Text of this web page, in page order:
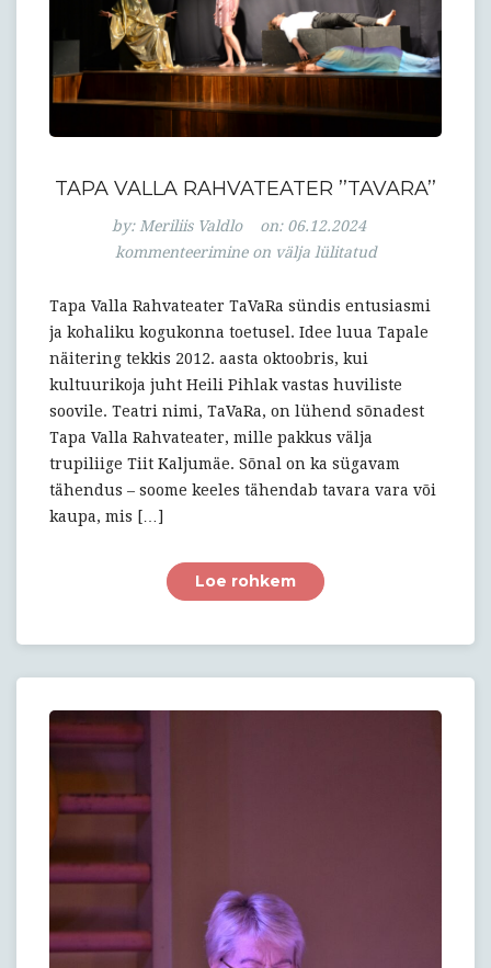
TAPA VALLA RAHVATEATER ’’TAVARA’’
by: Meriliis Valdlo on: 06.12.2024
’’TaVaRa’’
kommenteerimine on välja lülitatud
Tapa Valla Rahvateater TaVaRa sündis entusiasmi
ja kohaliku kogukonna toetusel. Idee luua Tapale
näitering tekkis 2012. aasta oktoobris, kui
kultuurikoja juht Heili Pihlak vastas huviliste
soovile. Teatri nimi, TaVaRa, on lühend sõnadest
Tapa Valla Rahvateater, mille pakkus välja
trupiliige Tiit Kaljumäe. Sõnal on ka sügavam
tähendus – soome keeles tähendab tavara vara või
kaupa, mis […]
Loe rohkem